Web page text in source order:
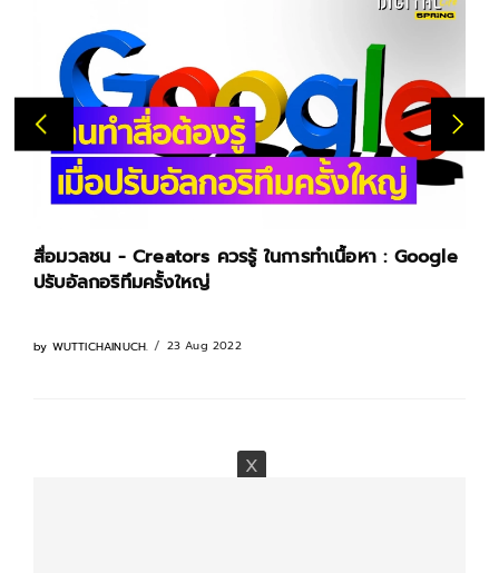
สื่อมวลชน - Creators ควรรู้ ในการทำเนื้อหา : Google
ปรับอัลกอริทึมครั้งใหญ่
by WUTTICHAINUCH. 23 Aug 2022